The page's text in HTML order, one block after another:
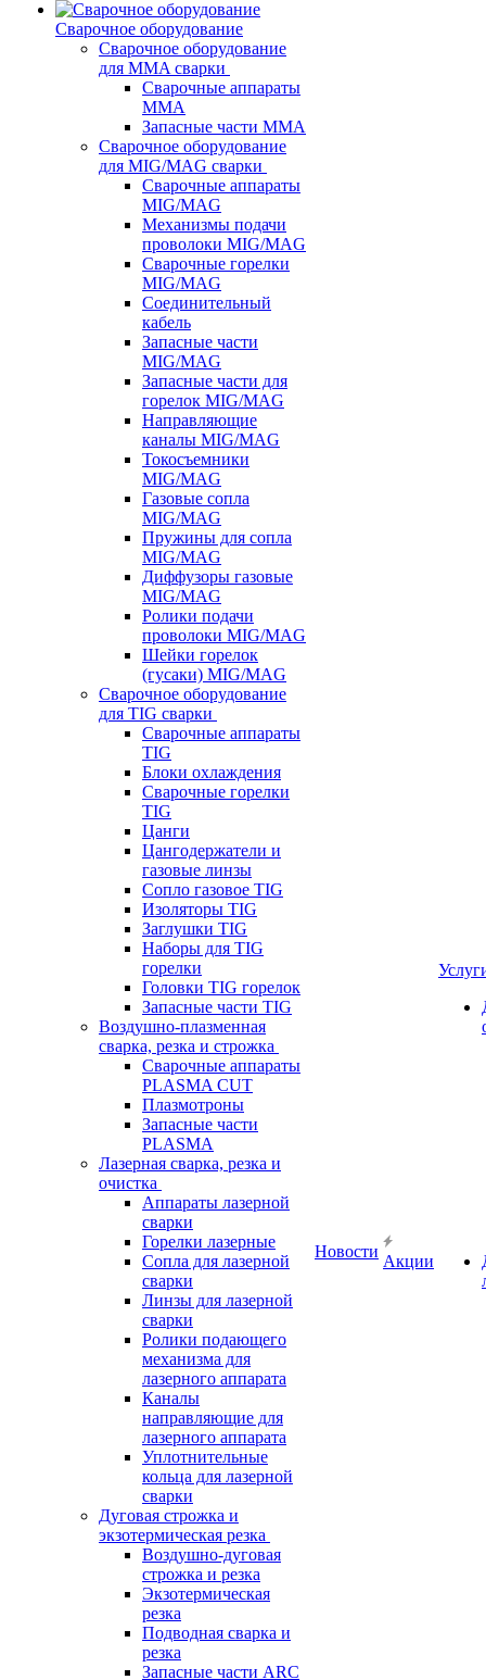
Сварочное оборудование
Сварочное оборудование
для MMA сварки
Сварочные аппараты
MMA
Запасные части MMA
Сварочное оборудование
для MIG/MAG сварки
Сварочные аппараты
MIG/MAG
Механизмы подачи
проволоки MIG/MAG
Сварочные горелки
MIG/MAG
Соединительный
кабель
Запасные части
MIG/MAG
Запасные части для
горелок MIG/MAG
Направляющие
каналы MIG/MAG
Токосъемники
MIG/MAG
Газовые сопла
MIG/MAG
Пружины для сопла
MIG/MAG
Диффузоры газовые
MIG/MAG
Ролики подачи
проволоки MIG/MAG
Шейки горелок
(гусаки) MIG/MAG
Сварочное оборудование
для TIG сварки
Сварочные аппараты
TIG
Блоки охлаждения
Сварочные горелки
TIG
Цанги
Цангодержатели и
газовые линзы
Сопло газовое TIG
Изоляторы TIG
Заглушки TIG
Наборы для TIG
горелки
Головки TIG горелок
Запасные части TIG
Воздушно-плазменная
сварка, резка и строжка
Сварочные аппараты
PLASMA CUT
Плазмотроны
Запасные части
PLASMA
Лазерная сварка, резка и
очистка
Аппараты лазерной
сварки
Горелки лазерные
Сопла для лазерной
сварки
Линзы для лазерной
сварки
Ролики подающего
механизма для
лазерного аппарата
Каналы
направляющие для
лазерного аппарата
Уплотнительные
кольца для лазерной
сварки
Дуговая строжка и
экзотермическая резка
Воздушно-дуговая
строжка и резка
Экзотермическая
резка
Подводная сварка и
резка
Запасные части ARC
Новости
Акции